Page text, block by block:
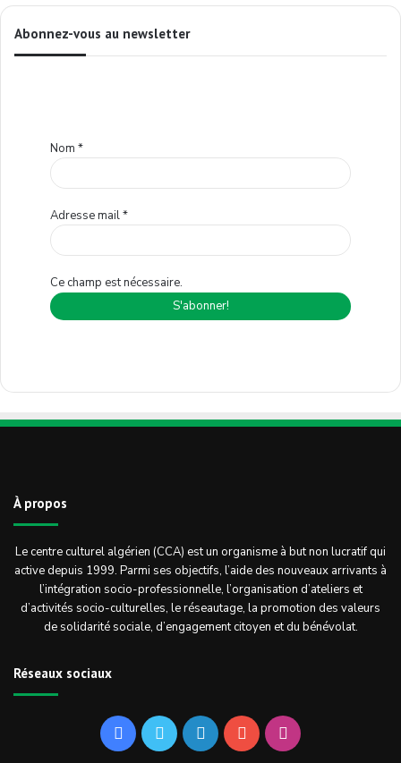
Abonnez-vous au newsletter
Nom *
Adresse mail*
Ce champ est nécessaire.
À propos
Le centre culturel algérien (CCA) est un organisme à but non lucratif qui
active depuis 1999. Parmi ses objectifs, l’aide des nouveaux arrivants à
l’intégration socio-professionnelle, l’organisation d’ateliers et
d’activités socio-culturelles, le réseautage, la promotion des valeurs
de solidarité sociale, d’engagement citoyen et du bénévolat.
Réseaux sociaux
FacebookTwitterLinkedinYouTubeInstagram